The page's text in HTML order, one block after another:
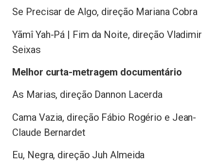
Se Precisar de Algo, direção Mariana Cobra
Yãmî Yah-Pá | Fim da Noite, direção Vladimir
Seixas
Melhor curta-metragem documentário
As Marias, direção Dannon Lacerda
Cama Vazia, direção Fábio Rogério e Jean-
Claude Bernardet
Eu, Negra, direção Juh Almeida